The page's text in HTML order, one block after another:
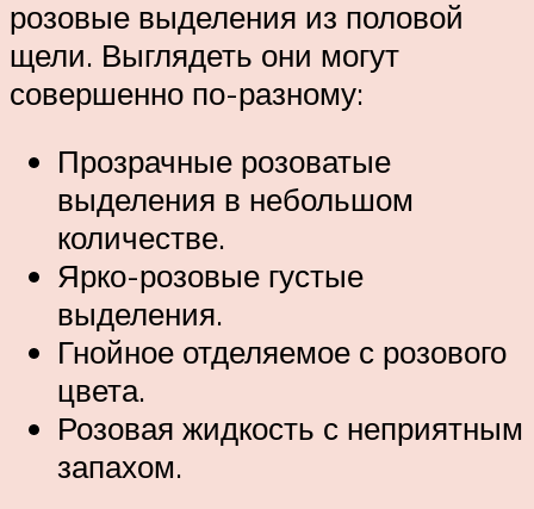
розовые выделения из половой
щели. Выглядеть они могут
совершенно по-разному:
Прозрачные розоватые
выделения в небольшом
количестве.
Ярко-розовые густые
выделения.
Гнойное отделяемое с розового
цвета.
Розовая жидкость с неприятным
запахом.